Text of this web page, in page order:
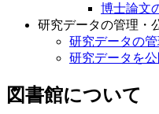
博士論文
研究データの管理・
研究データの
研究データを
図書館について